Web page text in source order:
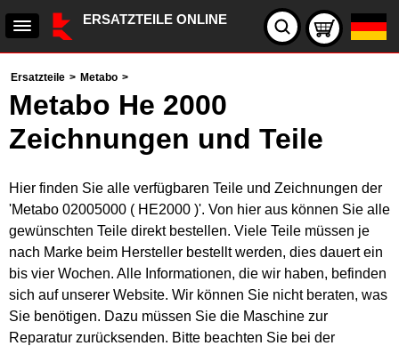
ERSATZTEILE ONLINE
Ersatzteile > Metabo >
Metabo He 2000
Zeichnungen und Teile
Hier finden Sie alle verfügbaren Teile und Zeichnungen der
'Metabo 02005000 ( HE2000 )'. Von hier aus können Sie alle
gewünschten Teile direkt bestellen. Viele Teile müssen je
nach Marke beim Hersteller bestellt werden, dies dauert ein
bis vier Wochen. Alle Informationen, die wir haben, befinden
sich auf unserer Website. Wir können Sie nicht beraten, was
Sie benötigen. Dazu müssen Sie die Maschine zur
Reparatur zurücksenden. Bitte beachten Sie bei der